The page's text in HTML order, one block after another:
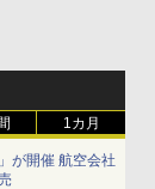
1カ月
が開催 航空会社